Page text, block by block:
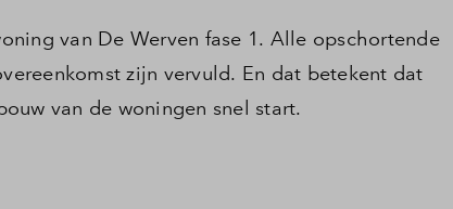
van De Werven fase 1. Alle opschortende
zijn vervuld. En dat betekent dat
van de woningen snel start.